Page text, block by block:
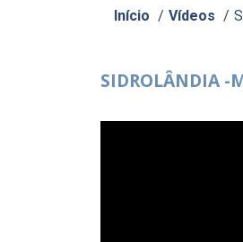
Início / Vídeos /
SIDROLÂNDIA -